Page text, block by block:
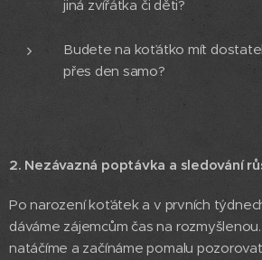
jiná zvířátka či děti?
Budete na koťátko mít
přes den samo?
2. Nezávazná poptávka a sledování
Po narození koťátek a v prvních
dáváme zájemcům čas na
natáčíme a začínáme pomalu